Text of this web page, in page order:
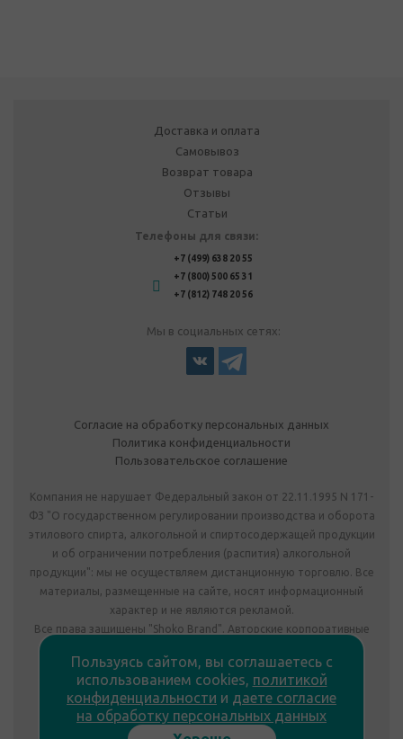
Доставка и оплата
Самовывоз
Возврат товара
Отзывы
Статьи
Телефоны для связи:
+7 (499) 638 20 55
+7 (800) 500 65 31
+7 (812) 748 20 56
Мы в социальных сетях:
Согласие на обработку персональных данных
Политика конфиденциальности
Пользовательское соглашение
Компания не нарушает Федеральный закон от 22.11.1995 N 171-
ФЗ "О государственном регулировании производства и оборота
этилового спирта, алкогольной и спиртосодержащей продукции
и об ограничении потребления (распития) алкогольной
продукции": мы не осуществляем дистанционную торговлю. Все
материалы, размещенные на сайте, носят информационный
характер и не являются рекламой.
Все права защищены "Shoko Brand". Авторские корпоративные
Комплектация подарка может отличаться от изображения.
Информация на сайте не является публичной офертой.
Сведения о продавце:
ООО «Фабрика подарков», лицензия №78РПА0009672 от
Пользуясь сайтом, вы соглашаетесь с
использованием cookies, политикой
конфиденциальности и даете согласие
на обработку персональных данных